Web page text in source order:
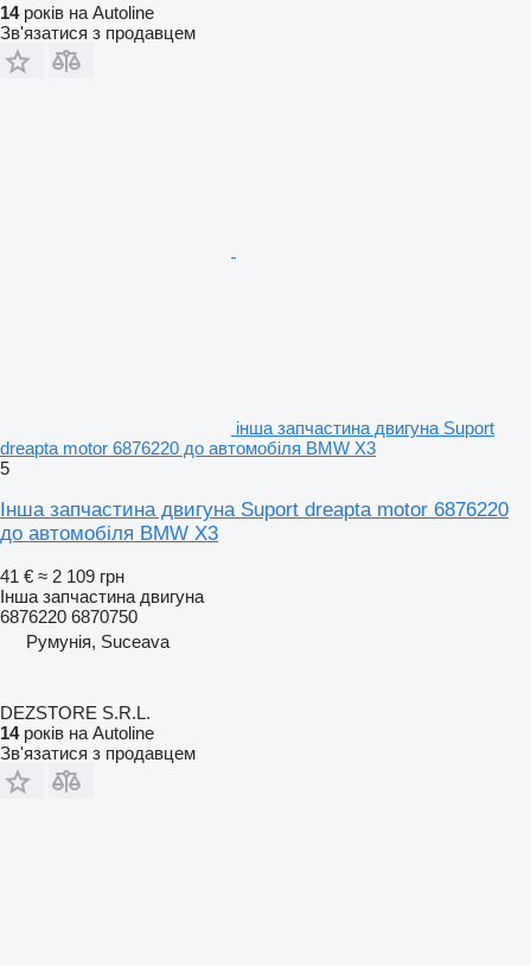
14років на Autoline
Зв'язатися з продавцем
інша запчастина двигуна Suport
dreapta motor 6876220 до автомобіля BMW X3
5
Інша запчастина двигуна Suport dreapta motor 6876220
до автомобіля BMW X3
41 € ≈ 2 109 грн
Інша запчастина двигуна
6876220 6870750
Румунія, Suceava
DEZSTORE S.R.L.
14років на Autoline
Зв'язатися з продавцем